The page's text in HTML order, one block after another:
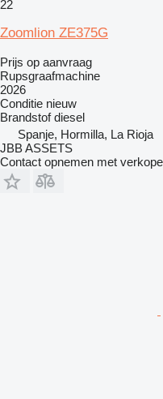
22
Zoomlion ZE375G
Prijs op aanvraag
Rupsgraafmachine
2026
Conditie nieuw
Brandstof diesel
Spanje, Hormilla, La Rioja
JBB ASSETS
Contact opnemen met